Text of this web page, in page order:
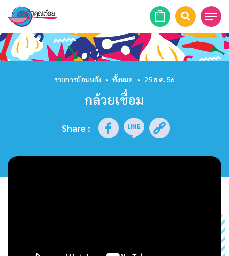
หน้าแรก
สูตรอาหาร
รายการย้อนหลัง
รายการย้อนหลัง • ทั้งหมด • 25 ธ.ค. 56
กล้วยเชื่อม
Share :